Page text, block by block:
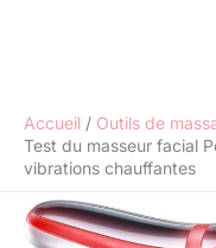
Accueil
Outils de
Test du masseur facial
vibrations chauffantes